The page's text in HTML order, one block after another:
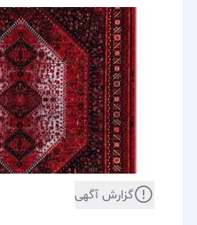
گزارش آگهی